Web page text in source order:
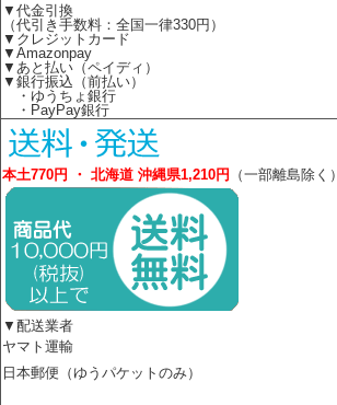
▼代金引換
（代引き手数料：全国一律330円）
▼クレジットカード
▼Amazonpay
▼あと払い（ペイディ）
▼銀行振込（前払い）
・ゆうちょ銀行
・PayPay銀行
本土770円 ・ 北海道 沖縄県1,210円 （一部離島除く）
▼配送業者
ヤマト運輸
日本郵便（ゆうパケットのみ）